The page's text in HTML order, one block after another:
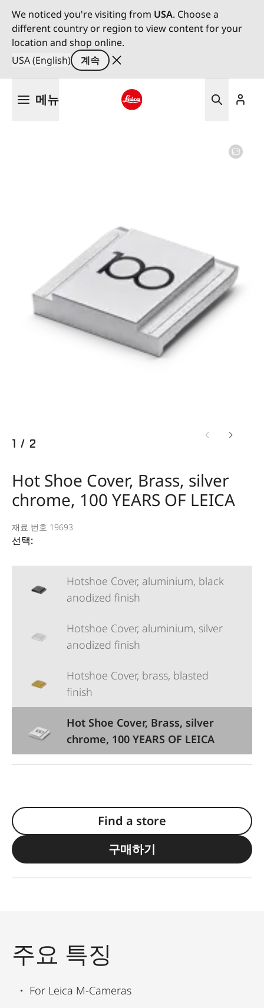
We noticed you're visiting from USA. Choose a
different country or region to view content for your
location and shop online.
USA (English)
계속
메뉴
1 / 2
Hot Shoe Cover, Brass, silver
chrome, 100 YEARS OF LEICA
재료 번호 19693
선택:
Hotshoe Cover, aluminium, black
anodized finish
Hotshoe Cover, aluminium, silver
anodized finish
Hotshoe Cover, brass, blasted
finish
Hot Shoe Cover, Brass, silver
chrome, 100 YEARS OF LEICA
Find a store
구매하기
주요 특징
For Leica M-Cameras